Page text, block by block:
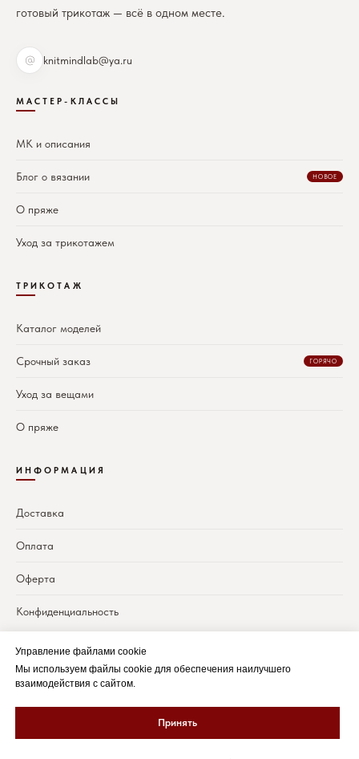
Управление файлами cookie
Мы используем файлы cookie для обеспечения наилучшего
взаимодействия с сайтом.
Принять
готовый трикотаж — всё в одном месте.
knitmindlab@ya.ru
МАСТЕР-КЛАССЫ
МК и описания
Блог о вязании НОВОЕ
О пряже
Уход за трикотажем
ТРИКОТАЖ
Каталог моделей
Срочный заказ ГОРЯЧО
Уход за вещами
О пряже
ИНФОРМАЦИЯ
Доставка
Оплата
Оферта
Конфиденциальность
«Каждая петля —